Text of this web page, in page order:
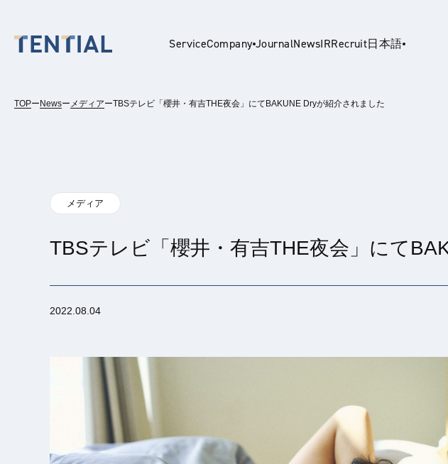
ServiceCompanyJournalNewsIRRecruit日本語
English
TOPー Newsー メディアーTBSテレビ「櫻井・有吉THE夜会」にてBAKUNE Dryが紹介されました
メディア
TBSテレビ「櫻井・有吉THE夜会」にて
2022.08.04